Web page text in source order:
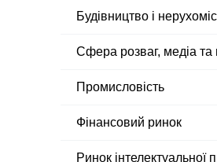
Будівництво і
Сфера розваг, медіа та
Промисловість
Фінансовий ринок
Ринок інтелектуальної